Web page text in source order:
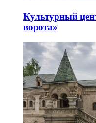
Культурный
ворота»